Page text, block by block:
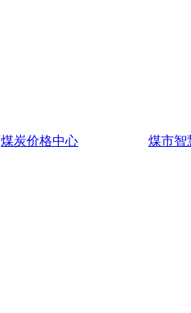
煤炭价格中心 煤市智